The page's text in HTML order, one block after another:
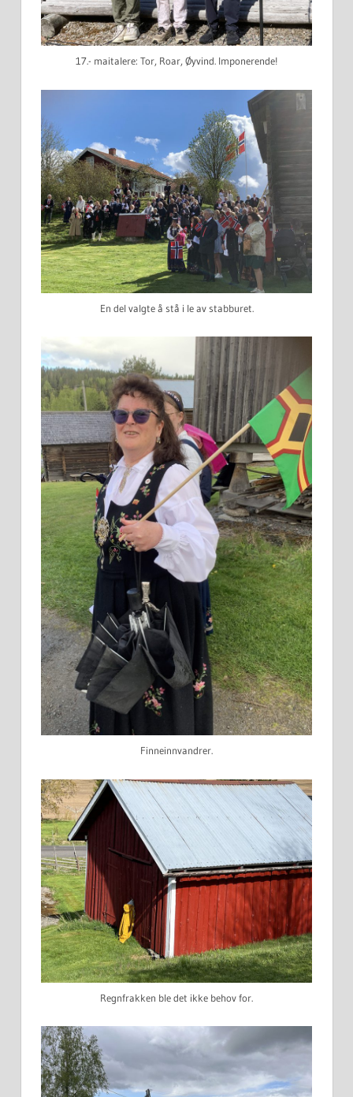
17.- maitalere: Tor, Roar, Øyvind. Imponerende!
En del valgte å stå i le av stabburet.
Finneinnvandrer.
Regnfrakken ble det ikke behov for.